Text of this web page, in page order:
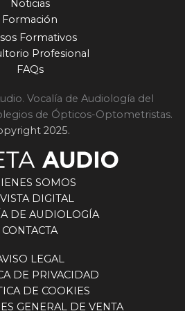
de la compañía. “Los
fieles al servicio, a la relación
que les ofrecemos. El
atención y
es lo que hemos hecho
haciendo”, concluye.
Noticias
Formación
Formativos
Profesional
FAQs
Vocalía de Audiología del
de Ópticos-Optometristas.
2025.
SOMOS
DIGITAL
DE AUDIOLOGÍA
CONTACTA
LEGAL
DE PRIVACIDAD
DE COOKIES
GENERAL DE VENTA